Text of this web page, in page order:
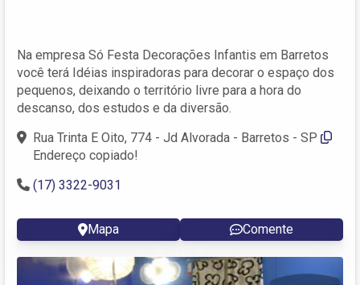
Na empresa Só Festa Decorações Infantis em Barretos
você terá Idéias inspiradoras para decorar o espaço dos
pequenos, deixando o território livre para a hora do
descanso, dos estudos e da diversão.
Rua Trinta E Oito, 774 - Jd Alvorada - Barretos - SP
Endereço copiado!
(17) 3322-9031
Mapa Comente